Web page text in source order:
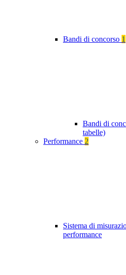
Bandi di concorso 1
Bandi di
tabelle)
Performance 2
Sistema di
performance